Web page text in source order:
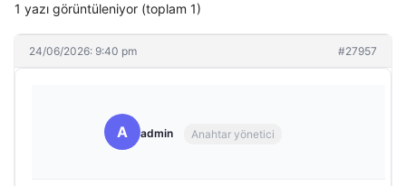
1 yazı görüntüleniyor (toplam 1)
24/06/2026: 9:40 pm #27957
A admin Anahtar yönetici